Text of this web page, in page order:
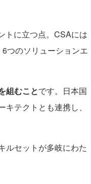
トに立つ点。CSAには
つのソリューションエ
組むことです。日本国
テクトとも連携し、
ルセットが多岐にわた